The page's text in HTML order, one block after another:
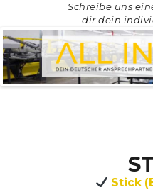
Schreibe uns
dir dein
Stick